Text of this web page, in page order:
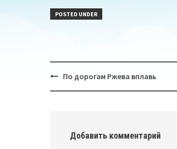
POSTED UNDER
Post
По дорогам Ржева вплавь
Добавить комментарий